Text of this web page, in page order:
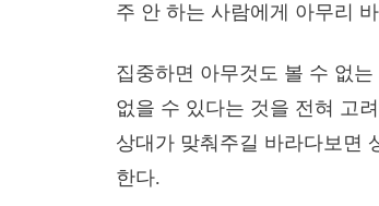
주 안 하는 사람에게 아무리
집중하면 아무것도 볼 수 없
없을 수 있다는 것을 전혀 고
상대가 맞춰주길 바라다보면
한다.